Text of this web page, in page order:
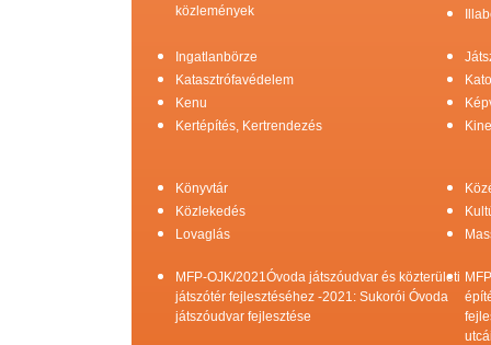
közlemények
Ingatlanbörze
Katasztrófavédelem
Kenu
Kertépítés, Kertrendezés
Könyvtár
Közlekedés
Lovaglás
MFP-OJK/2021Óvoda játszóudvar és közterületi
játszótér fejlesztéséhez -2021: Sukorói Óvoda
játszóudvar fejlesztése